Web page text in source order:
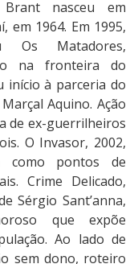
nasceu em
em 1964. Em 1995,
Os Matadores,
na fronteira do
início à parceria do
Aquino. Ação
de ex-guerrilheiros
O Invasor, 2002,
pontos de
Crime Delicado,
Sérgio Sant’anna,
que expõe
Ao lado de
sem dono, roteiro